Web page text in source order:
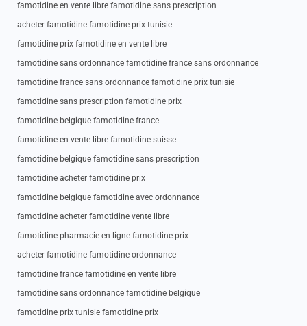
famotidine en vente libre famotidine sans prescription
acheter famotidine famotidine prix tunisie
famotidine prix famotidine en vente libre
famotidine sans ordonnance famotidine france sans ordonnance
famotidine france sans ordonnance famotidine prix tunisie
famotidine sans prescription famotidine prix
famotidine belgique famotidine france
famotidine en vente libre famotidine suisse
famotidine belgique famotidine sans prescription
famotidine acheter famotidine prix
famotidine belgique famotidine avec ordonnance
famotidine acheter famotidine vente libre
famotidine pharmacie en ligne famotidine prix
acheter famotidine famotidine ordonnance
famotidine france famotidine en vente libre
famotidine sans ordonnance famotidine belgique
famotidine prix tunisie famotidine prix